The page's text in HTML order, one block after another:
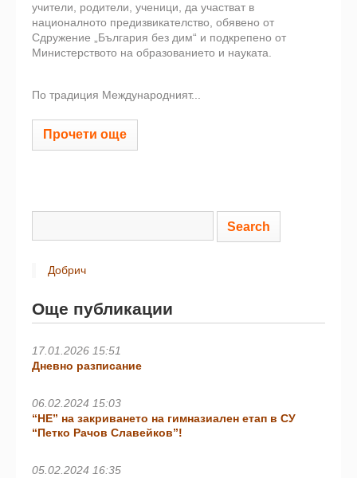
учители, родители, ученици, да участват в
националното предизвикателство, обявено от
Сдружение „България без дим“ и подкрепено от
Министерството на образованието и науката.
По традиция Международният...
Прочети още
Добрич
Още публикации
17.01.2026 15:51
Дневно разписание
06.02.2024 15:03
“НЕ” на закриването на гимназиален етап в СУ
“Петко Рачов Славейков”!
05.02.2024 16:35